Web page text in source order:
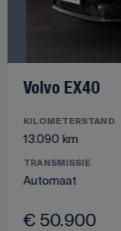
Volvo EX40
KILOMETERSTAND
13.090 km
TRANSMISSIE
Automaat
€ 50.900